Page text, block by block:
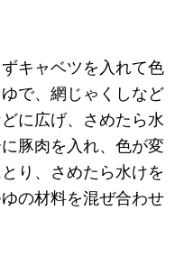
キャベツを入れて色
で、網じゃくしなど
に広げ、さめたら水
豚肉を入れ、色が変
り、さめたら水けを
の材料を混ぜ合わせ